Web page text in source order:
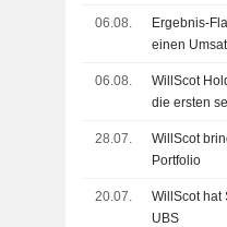
06.08.
Ergebnis-
einen
06.08.
WillScot
die ersten
28.07.
WillScot
Portfolio
20.07.
WillScot hat
UBS